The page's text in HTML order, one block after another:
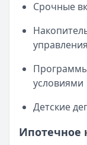
Срочные
управления
условиями
Детские
Ипотечное